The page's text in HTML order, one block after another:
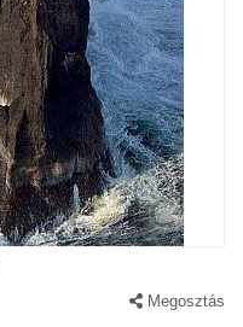
Megosztás